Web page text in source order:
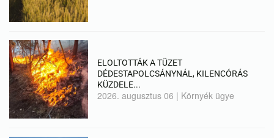
ELOLTOTTÁK A TÜZET
DÉDESTAPOLCSÁNYNÁL, KILENCÓRÁS
KÜZDELE...
2026. augusztus 06 | Környék ügye